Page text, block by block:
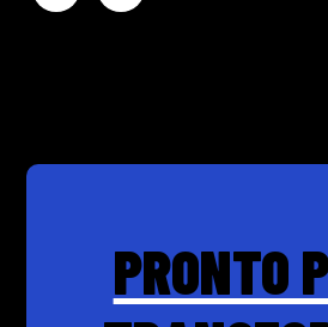
PRONTO